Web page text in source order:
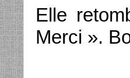
Elle
Merci ».